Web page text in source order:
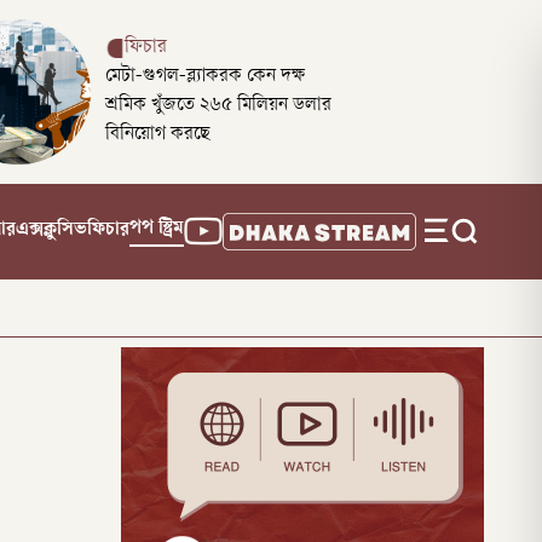
ফিচার
মেটা-গুগল-ব্ল্যাকরক কেন দক্ষ
শ্রমিক খুঁজতে ২৬৫ মিলিয়ন ডলার
বিনিয়োগ করছে
এক্সক্লুসিভফিচারপপ স্ট্রিম